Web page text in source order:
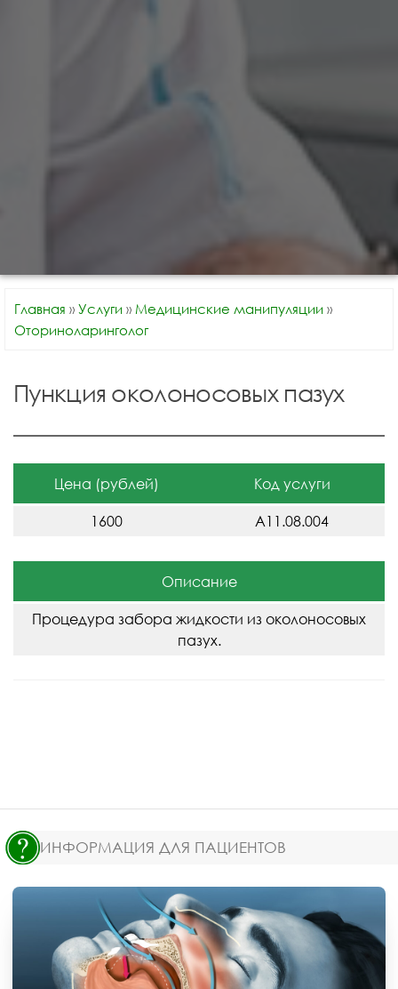
Главная » Услуги » Медицинские манипуляции »
Оториноларинголог
Пункция околоносовых пазух
Цена (рублей) Код услуги
1600 A11.08.004
Описание
Процедура забора жидкости из околоносовых
пазух.
ИНФОРМАЦИЯ ДЛЯ ПАЦИЕНТОВ